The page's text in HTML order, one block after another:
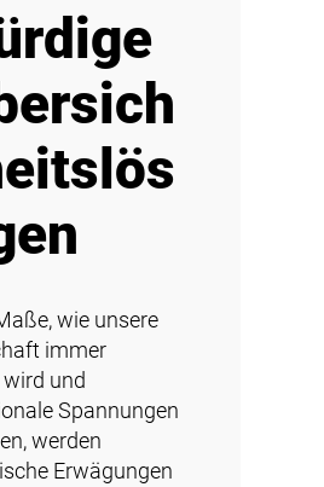
wie unsere
immer
und
Spannungen
werden
Erwägungen